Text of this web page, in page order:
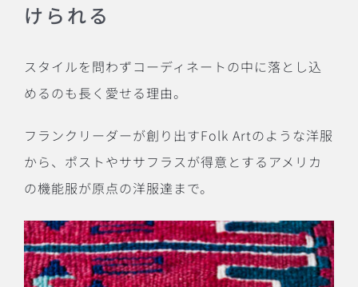
けられる
スタイルを問わずコーディネートの中に落とし込
めるのも長く愛せる理由。
フランクリーダーが創り出すFolk Artのような洋服
から、ポストやササフラスが得意とするアメリカ
の機能服が原点の洋服達まで。